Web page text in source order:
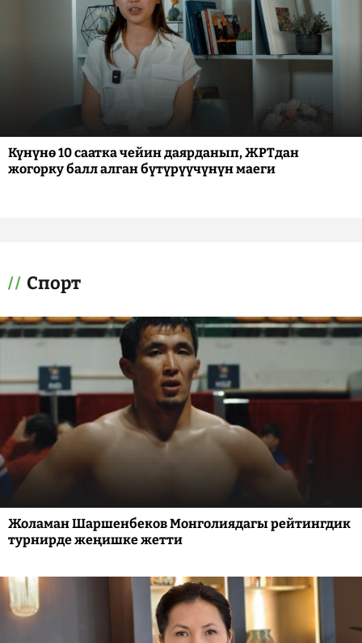
Күнүнө 10 саатка чейин даярданып, ЖРТдан
жогорку балл алган бүтүрүүчүнүн маеги
Спорт
Жоламан Шаршенбеков Монголиядагы рейтингдик
турнирде жеңишке жетти